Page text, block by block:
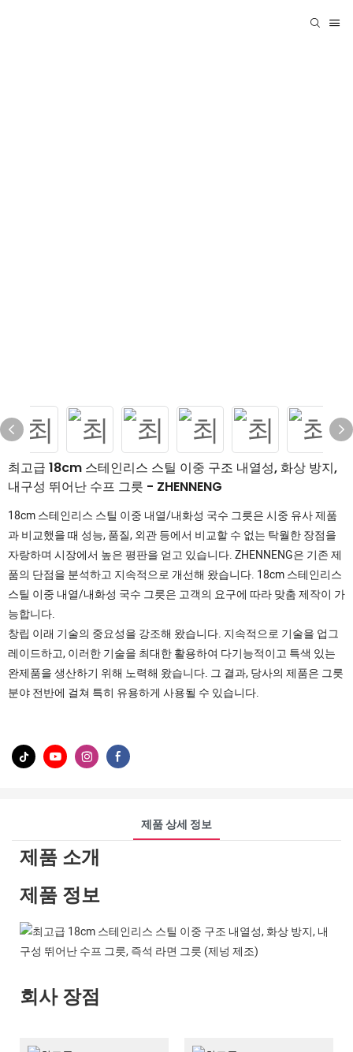
최고급 18cm 스테인리스 스틸 이중 구조 내열성, 화상 방지,
내구성 뛰어난 수프 그릇 - ZHENNENG
18cm 스테인리스 스틸 이중 내열/내화성 국수 그릇은 시중 유사 제품
과 비교했을 때 성능, 품질, 외관 등에서 비교할 수 없는 탁월한 장점을
자랑하며 시장에서 높은 평판을 얻고 있습니다. ZHENNENG은 기존 제
품의 단점을 분석하고 지속적으로 개선해 왔습니다. 18cm 스테인리스
스틸 이중 내열/내화성 국수 그릇은 고객의 요구에 따라 맞춤 제작이 가
능합니다.
창립 이래 기술의 중요성을 강조해 왔습니다. 지속적으로 기술을 업그
레이드하고, 이러한 기술을 최대한 활용하여 다기능적이고 특색 있는
완제품을 생산하기 위해 노력해 왔습니다. 그 결과, 당사의 제품은 그릇
분야 전반에 걸쳐 특히 유용하게 사용될 수 있습니다.
제품 상세 정보
제품 소개
제품 정보
회사 장점